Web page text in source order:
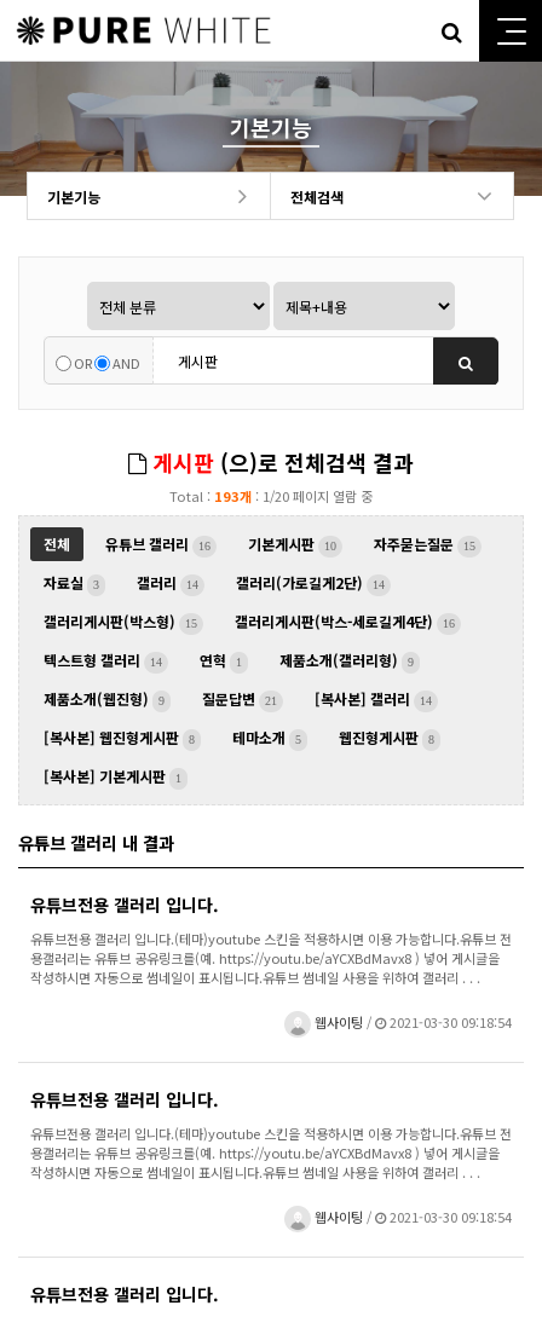
기본기능
기본기능 전체검색
OR AND
게시판 (으)로 전체검색 결과
Total : 193개 : 1/20 페이지 열람 중
전체 유튜브 갤러리 16 기본게시판 10 자주묻는질문 15
자료실 3 갤러리 14 갤러리(가로길게2단) 14
갤러리게시판(박스형) 15 갤러리게시판(박스-세로길게4단) 16
텍스트형 갤러리 14 연혁 1 제품소개(갤러리형) 9
제품소개(웹진형) 9 질문답변 21 [복사본] 갤러리 14
[복사본] 웹진형게시판 8 테마소개 5 웹진형게시판 8
[복사본] 기본게시판 1
유튜브 갤러리 내 결과
유튜브전용 갤러리 입니다.
유튜브전용 갤러리 입니다.(테마)youtube 스킨을 적용하시면 이용 가능합니다.유튜브 전
용갤러리는 유튜브 공유링크를(예. https://youtu.be/aYCXBdMavx8 ) 넣어 게시글을
작성하시면 자동으로 썸네일이 표시됩니다.유튜브 썸네일 사용을 위하여 갤러리 . . .
웹사이팅 / 2021-03-30 09:18:54
유튜브전용 갤러리 입니다.
유튜브전용 갤러리 입니다.(테마)youtube 스킨을 적용하시면 이용 가능합니다.유튜브 전
용갤러리는 유튜브 공유링크를(예. https://youtu.be/aYCXBdMavx8 ) 넣어 게시글을
작성하시면 자동으로 썸네일이 표시됩니다.유튜브 썸네일 사용을 위하여 갤러리 . . .
웹사이팅 / 2021-03-30 09:18:54
유튜브전용 갤러리 입니다.